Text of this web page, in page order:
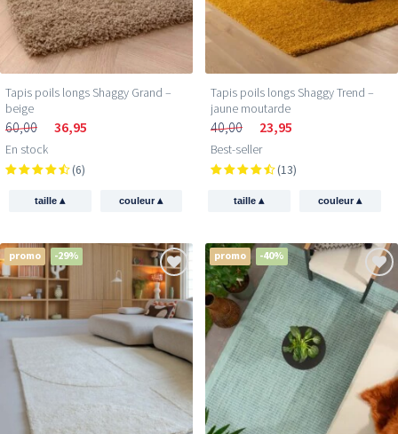
Tapis poils longs Shaggy Grand –
beige
60,00 36,95
En stock
(6)
taille▴ couleur▴
Tapis poils longs Shaggy Trend –
jaune moutarde
40,00 23,95
Best-seller
(13)
taille▴ couleur▴
promo -29% promo -40%